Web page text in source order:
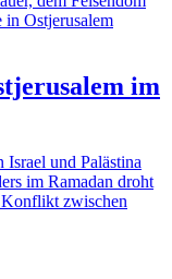
im
Israel und Palästina
im Ramadan droht
Konflikt zwischen